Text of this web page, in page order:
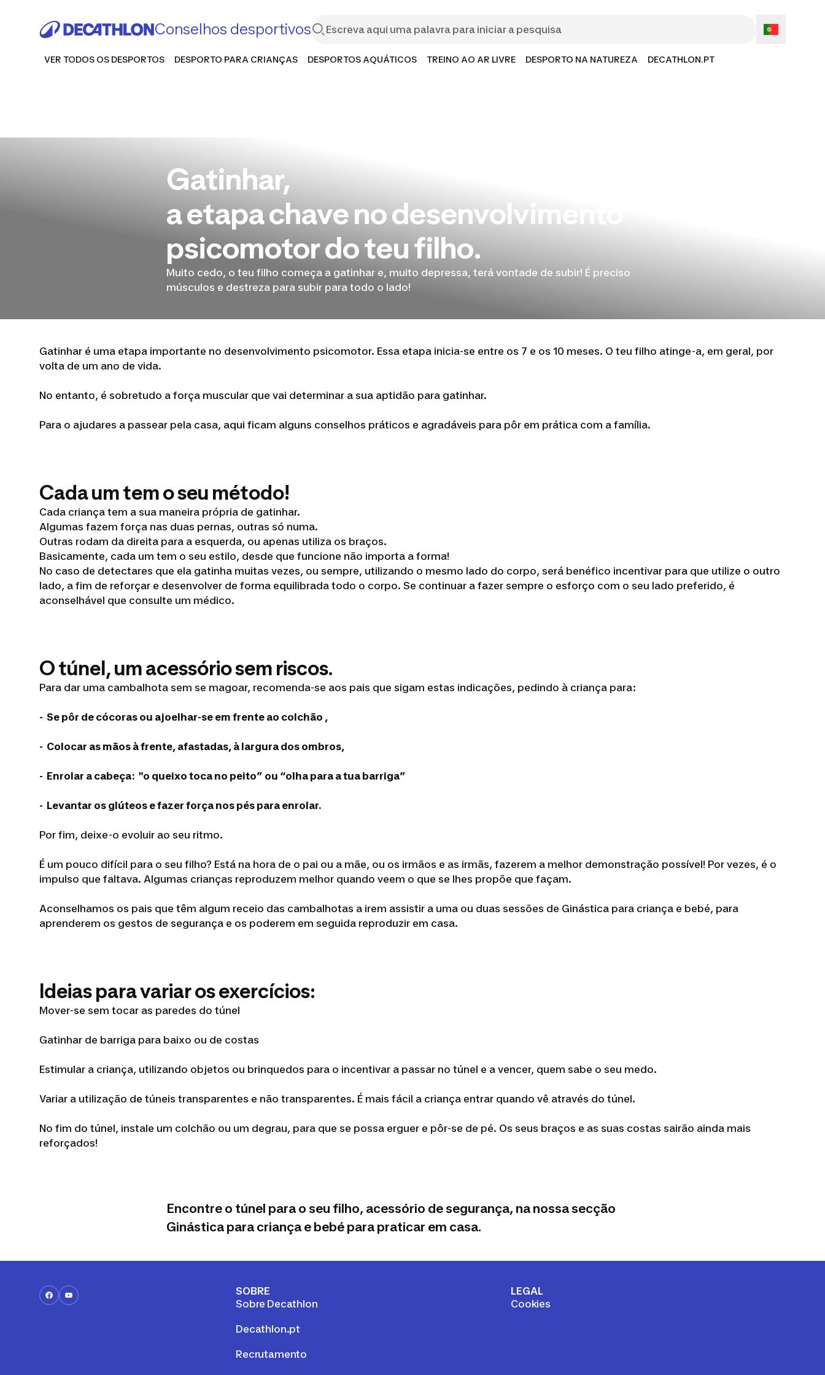
Conselhos desportivos
VER TODOS OS DESPORTOS DESPORTO PARA CRIANÇAS DESPORTOS AQUÁTICOS TREINO AO AR LIVRE DESPORTO NA NATUREZA DECATHLON.PT
Gatinhar,
a etapa chave no desenvolvimento
psicomotor do teu filho.
Muito cedo, o teu filho começa a gatinhar e, muito depressa, terá vontade de subir! É preciso
músculos e destreza para subir para todo o lado!
Gatinhar é uma etapa importante no desenvolvimento psicomotor. Essa etapa inicia-se entre os 7 e os 10 meses. O teu filho atinge-a, em geral, por
volta de um ano de vida.
No entanto, é sobretudo a força muscular que vai determinar a sua aptidão para gatinhar.
Para o ajudares a passear pela casa, aqui ficam alguns conselhos práticos e agradáveis para pôr em prática com a família.
Cada um tem o seu método!
Cada criança tem a sua maneira própria de gatinhar.
Algumas fazem força nas duas pernas, outras só numa.
Outras rodam da direita para a esquerda, ou apenas utiliza os braços.
Basicamente, cada um tem o seu estilo, desde que funcione não importa a forma!
No caso de detectares que ela gatinha muitas vezes, ou sempre, utilizando o mesmo lado do corpo, será benéfico incentivar para que utilize o outro
lado, a fim de reforçar e desenvolver de forma equilibrada todo o corpo. Se continuar a fazer sempre o esforço com o seu lado preferido, é
aconselhável que consulte um médico.
O túnel, um acessório sem riscos.
Para dar uma cambalhota sem se magoar, recomenda-se aos pais que sigam estas indicações, pedindo à criança para:
- Se pôr de cócoras ou ajoelhar-se em frente ao colchão ,
- Colocar as mãos à frente, afastadas, à largura dos ombros,
- Enrolar a cabeça: "o queixo toca no peito” ou “olha para a tua barriga”
- Levantar os glúteos e fazer força nos pés para enrolar.
Por fim, deixe-o evoluir ao seu ritmo.
É um pouco difícil para o seu filho? Está na hora de o pai ou a mãe, ou os irmãos e as irmãs, fazerem a melhor demonstração possível! Por vezes, é o
impulso que faltava. Algumas crianças reproduzem melhor quando veem o que se lhes propõe que façam.
Aconselhamos os pais que têm algum receio das cambalhotas a irem assistir a uma ou duas sessões de Ginástica para criança e bebé, para
aprenderem os gestos de segurança e os poderem em seguida reproduzir em casa.
Ideias para variar os exercícios:
Mover-se sem tocar as paredes do túnel
Gatinhar de barriga para baixo ou de costas
Estimular a criança, utilizando objetos ou brinquedos para o incentivar a passar no túnel e a vencer, quem sabe o seu medo.
Variar a utilização de túneis transparentes e não transparentes. É mais fácil a criança entrar quando vê através do túnel.
No fim do túnel, instale um colchão ou um degrau, para que se possa erguer e pôr-se de pé. Os seus braços e as suas costas sairão ainda mais
reforçados!
Encontre o túnel para o seu filho, acessório de segurança, na nossa secção
Ginástica para criança e bebé para praticar em casa.
SOBRE
Sobre Decathlon
Decathlon.pt
Recrutamento
LEGAL
Cookies